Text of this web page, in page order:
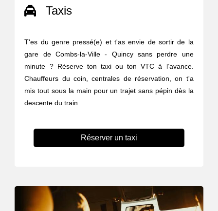
Taxis
T'es du genre pressé(e) et t'as envie de sortir de la
gare de Combs-la-Ville - Quincy sans perdre une
minute ? Réserve ton taxi ou ton VTC à l’avance.
Chauffeurs du coin, centrales de réservation, on t'a
mis tout sous la main pour un trajet sans pépin dès la
descente du train.
Réserver un taxi